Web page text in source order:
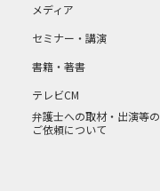
メディア
セミナー・講演
書籍・著書
テレビCM
弁護士への取材・出演等の
ご依頼について